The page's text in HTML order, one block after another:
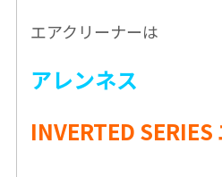
エアクリーナーは
アレンネス
INVERTED